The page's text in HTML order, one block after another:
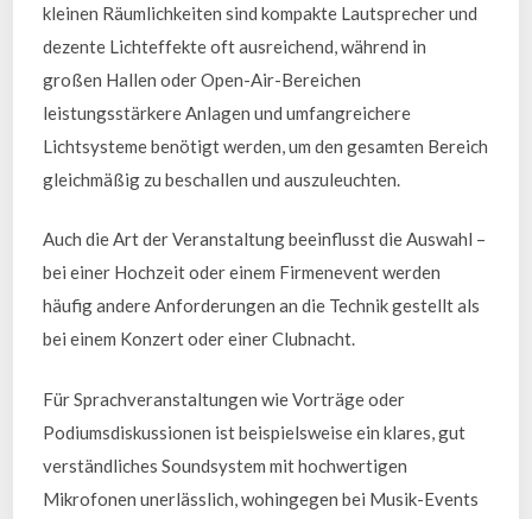
kleinen Räumlichkeiten sind kompakte Lautsprecher und
dezente Lichteffekte oft ausreichend, während in
großen Hallen oder Open-Air-Bereichen
leistungsstärkere Anlagen und umfangreichere
Lichtsysteme benötigt werden, um den gesamten Bereich
gleichmäßig zu beschallen und auszuleuchten.
Auch die Art der Veranstaltung beeinflusst die Auswahl –
bei einer Hochzeit oder einem Firmenevent werden
häufig andere Anforderungen an die Technik gestellt als
bei einem Konzert oder einer Clubnacht.
Für Sprachveranstaltungen wie Vorträge oder
Podiumsdiskussionen ist beispielsweise ein klares, gut
verständliches Soundsystem mit hochwertigen
Mikrofonen unerlässlich, wohingegen bei Musik-Events